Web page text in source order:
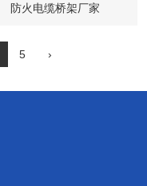
防火电缆桥架厂家
5 ›